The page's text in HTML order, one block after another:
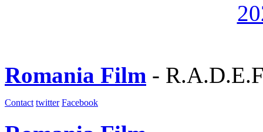
Romania Film -
Contact twitter Facebook